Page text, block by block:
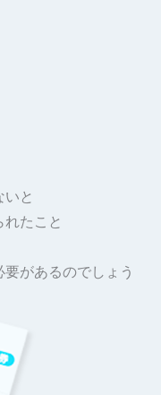
と
たこと
があるのでしょう